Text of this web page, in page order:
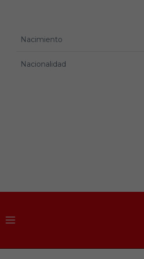
Nacimiento
Nacionalidad